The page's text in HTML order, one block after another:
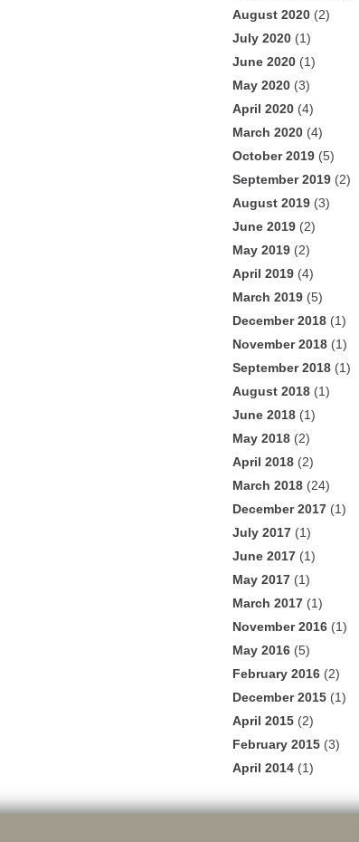
August 2020 (2)
July 2020 (1)
June 2020 (1)
May 2020 (3)
April 2020 (4)
March 2020 (4)
October 2019 (5)
September 2019 (2)
August 2019 (3)
June 2019 (2)
May 2019 (2)
April 2019 (4)
March 2019 (5)
December 2018 (1)
November 2018 (1)
September 2018 (1)
August 2018 (1)
June 2018 (1)
May 2018 (2)
April 2018 (2)
March 2018 (24)
December 2017 (1)
July 2017 (1)
June 2017 (1)
May 2017 (1)
March 2017 (1)
November 2016 (1)
May 2016 (5)
February 2016 (2)
December 2015 (1)
April 2015 (2)
February 2015 (3)
April 2014 (1)